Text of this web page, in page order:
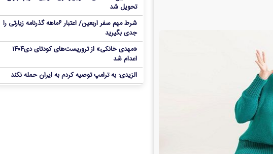
تحویل شد
شرط مهم سفر اربعین/ اعتبار ۶ماهه گذرنامه زیارتی را
جدی بگیرید
«مهدی خانکی» از تروریست‌های کودتای دی۱۴۰۴
اعدام شد
الزیدی: به ترامپ توصیه کردم به ایران حمله نکند